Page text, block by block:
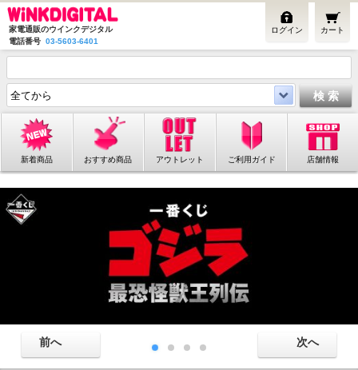
家電通販のウインクデジタル
電話番号 03-5603-6401
カート
ログイン
新着商品 おすすめ商品 アウトレット ご利用ガイド 店舗情報